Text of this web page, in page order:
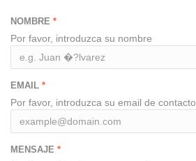
NOMBRE
Por favor, introduzca su nombre
EMAIL
Por favor, introduzca su email de contacto
MENSAJE